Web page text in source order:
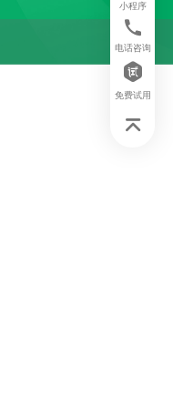
小程序
电话咨询
免费试用